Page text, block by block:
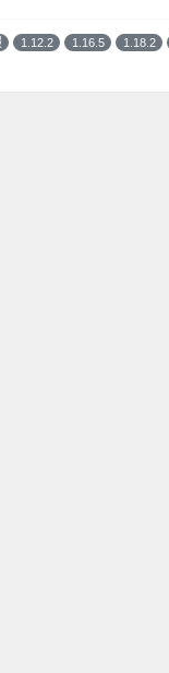
1.12.2 1.16.5 1.18.2